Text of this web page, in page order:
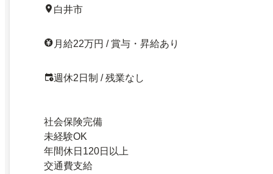
白井市
月給22万円 / 賞与・昇給あり
週休2日制 / 残業なし
社会保険完備
未経験OK
年間休日120日以上
交通費支給